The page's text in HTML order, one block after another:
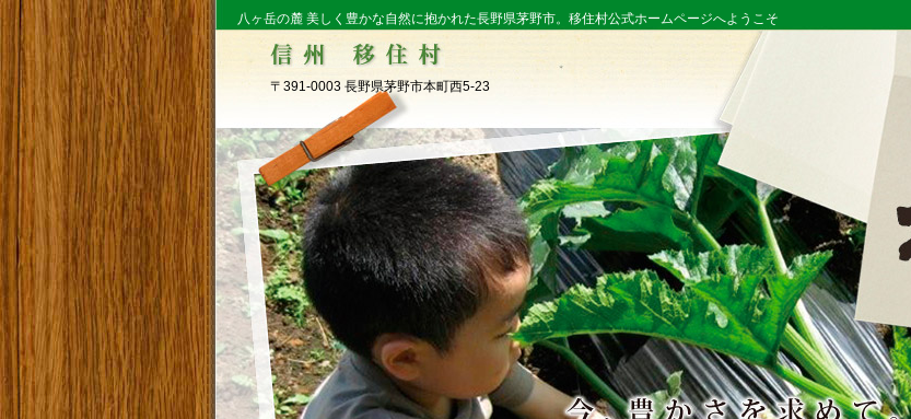
八ヶ岳の麓 美しく豊かな自然に抱かれた長野県茅野市。移住村公式ホームページへようこそ
〒391-0003 長野県茅野市本町西5-23